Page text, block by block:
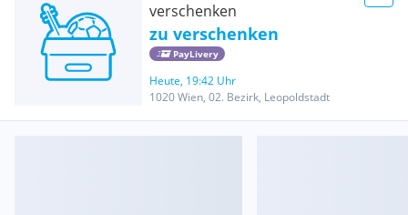
verschenken
zu verschenken
PayLivery
Heute, 19:42 Uhr
1020 Wien, 02. Bezirk, Leopoldstadt